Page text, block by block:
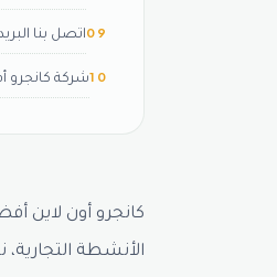
09اتصل بنا
10شركة كانجرو
كانجرو أون لاين
الأنشطة